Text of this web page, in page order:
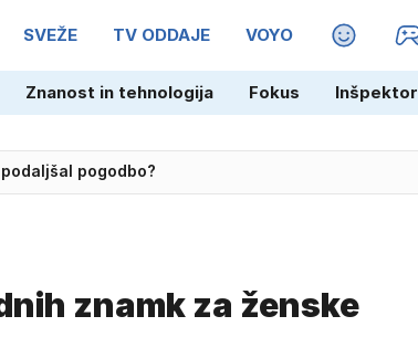
SVEŽE TV ODDAJE VOYO MAGAZIN
Znanost in tehnologija Fokus Inšpektor
pogodbo?
znamk za ženske